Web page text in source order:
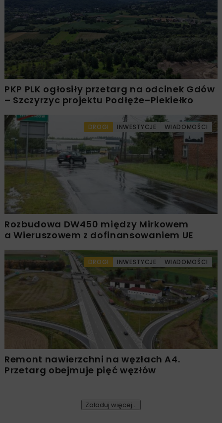
PKP PLK ogłosiły przetarg na odcinek Gdów
– Szczyrzyc projektu Podłęże–Piekiełko
DROGI INWESTYCJE WIADOMOŚCI
Rozbudowa DW450 między Mirkowem
a Wieruszowem z dofinansowaniem UE
DROGI INWESTYCJE WIADOMOŚCI
Remont nawierzchni na węzłach A4.
Przetarg obejmuje pięć węzłów
Załaduj więcej...